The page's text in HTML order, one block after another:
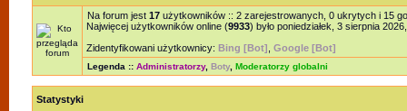
Na forum jest 17 użytkowników :: 2 zarejestrowanych, 0 ukrytych i 15
Najwięcej użytkowników online (9933) było poniedziałek, 3 sierpnia
Zidentyfikowani użytkownicy: Bing [Bot] Google [Bot]
Legenda :: Administratorzy, Boty, Moderatorzy globalni
Statystyki